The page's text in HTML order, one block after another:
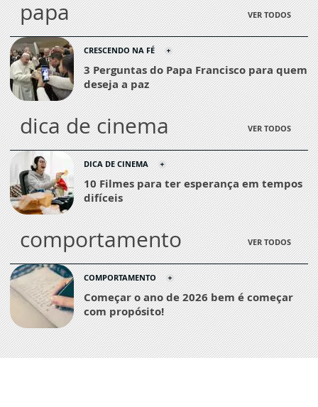
papa VER TODOS
CRESCENDO NA FÉ
3 Perguntas do Papa Francisco para quem
deseja a paz
dica de cinema VER TODOS
DICA DE CINEMA
10 Filmes para ter esperança em tempos
difíceis
comportamento VER TODOS
COMPORTAMENTO
Começar o ano de 2026 bem é começar
com propósito!